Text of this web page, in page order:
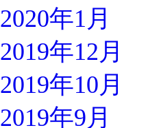
2020年1月
2019年12月
2019年10月
2019年9月